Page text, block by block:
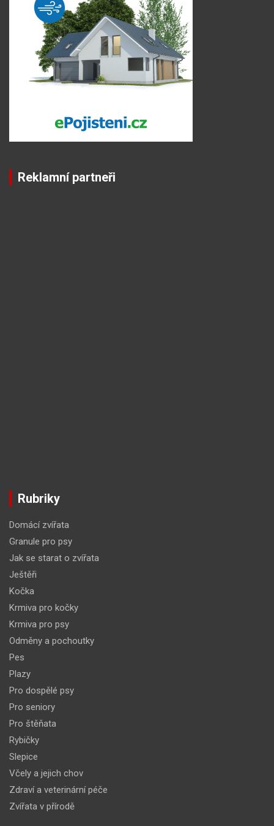
Reklamní partneři
Rubriky
Domácí zvířata
Granule pro psy
Jak se starat o zvířata
Ještěři
Kočka
Krmiva pro kočky
Krmiva pro psy
Odměny a pochoutky
Pes
Plazy
Pro dospělé psy
Pro seniory
Pro štěňata
Rybičky
Slepice
Včely a jejich chov
Zdraví a veterinární péče
Zvířata v přírodě